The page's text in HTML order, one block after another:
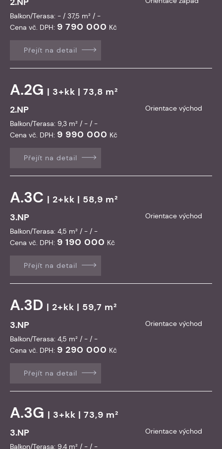
Balkon/Terasa: - / 37,5 m² / -
Cena vč. DPH: 9 790 000 Kč
Přejít na detail
A.2G | 3+kk | 73,8 m²
2.NP
Orientace východ
Balkon/Terasa: 9,3 m² / - / -
Cena vč. DPH: 9 990 000 Kč
Přejít na detail
A.3C | 2+kk | 58,9 m²
3.NP
Orientace východ
Balkon/Terasa: 4,5 m² / - / -
Cena vč. DPH: 9 190 000 Kč
Přejít na detail
A.3D | 2+kk | 59,7 m²
3.NP
Orientace východ
Balkon/Terasa: 4,5 m² / - / -
Cena vč. DPH: 9 290 000 Kč
Přejít na detail
A.3G | 3+kk | 73,9 m²
3.NP
Orientace východ
Balkon/Terasa: 9,4 m² / - / -